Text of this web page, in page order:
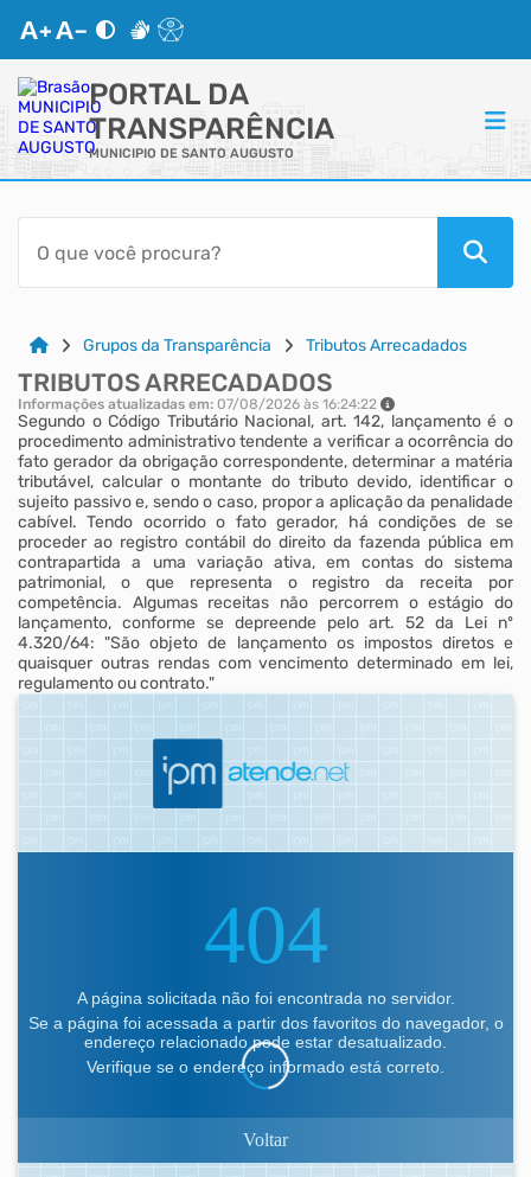
PORTAL DA
TRANSPARÊNCIA
MUNICIPIO DE SANTO AUGUSTO
ACESSO RÁPIDO
Acessibilidade
Cidadão
Autoatendimento
Mapa do Site
Grupos da Transparência Tributos Arrecadados
TRIBUTOS ARRECADADOS
Informações atualizadas em: 07/08/2026 às 16:24:22
Segundo o Código Tributário Nacional, art. 142, lançamento é o
procedimento administrativo tendente a verificar a ocorrência do
fato gerador da obrigação correspondente, determinar a matéria
tributável, calcular o montante do tributo devido, identificar o
sujeito passivo e, sendo o caso, propor a aplicação da penalidade
cabível. Tendo ocorrido o fato gerador, há condições de se
proceder ao registro contábil do direito da fazenda pública em
contrapartida a uma variação ativa, em contas do sistema
patrimonial, o que representa o registro da receita por
competência. Algumas receitas não percorrem o estágio do
lançamento, conforme se depreende pelo art. 52 da Lei nº
4.320/64: "São objeto de lançamento os impostos diretos e
quaisquer outras rendas com vencimento determinado em lei,
regulamento ou contrato."